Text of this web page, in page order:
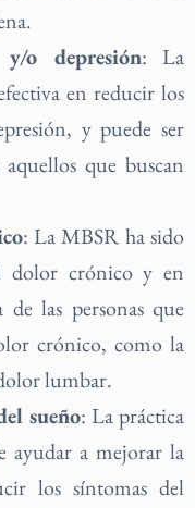
y/o depresión: La
en reducir los
y puede ser
que buscan
: La MBSR ha sido
dolor crónico y en
las personas que
crónico, como la
lumbar.
sueño: La práctica
ayudar a mejorar la
los síntomas del